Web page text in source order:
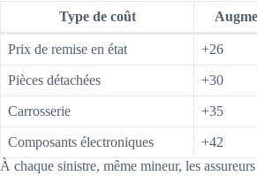
Type de coût
Prix de remise en état +26
Pièces détachées +30
Carrosserie +35
Composants électroniques
+42
À chaque sinistre, même mineur, les